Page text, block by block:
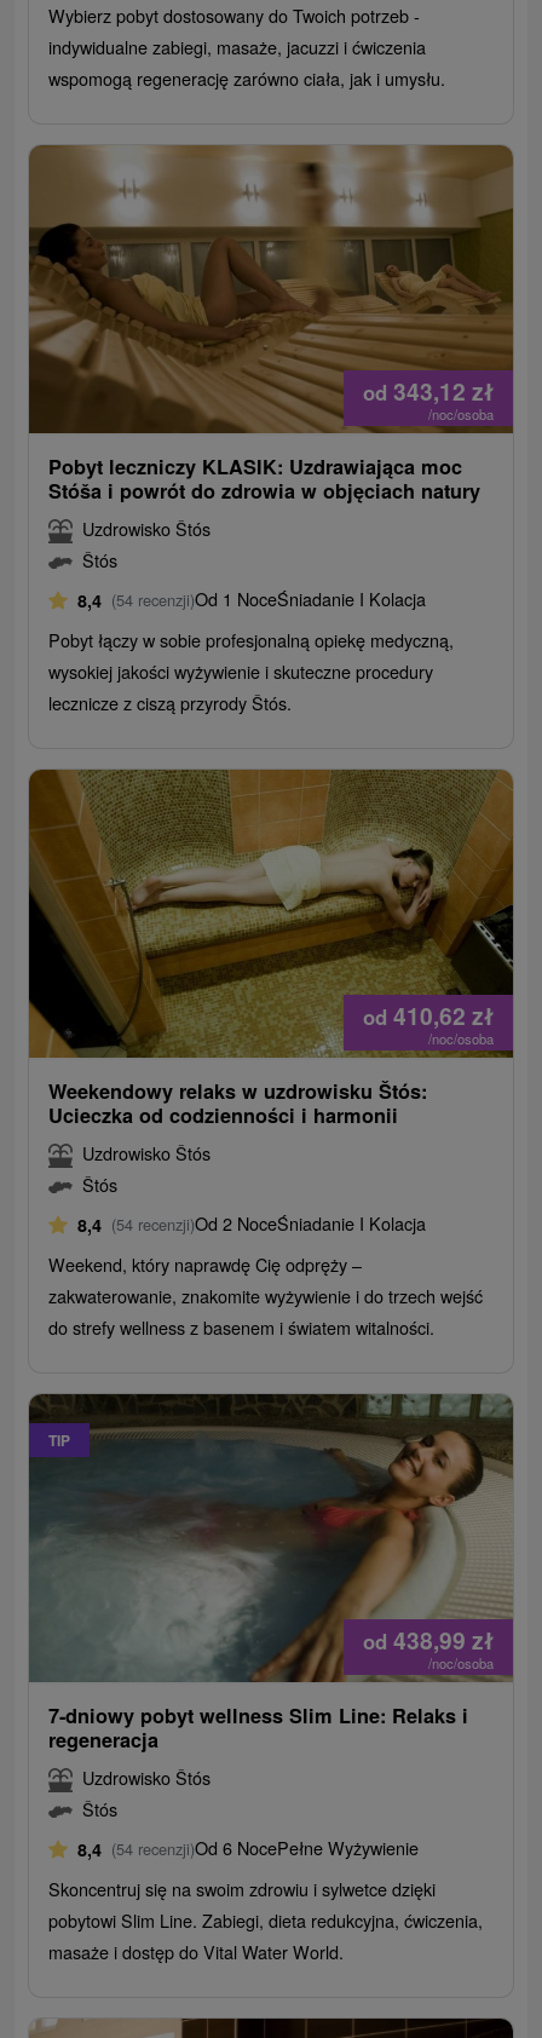
Wybierz pobyt dostosowany do Twoich potrzeb -
indywidualne zabiegi, masaże, jacuzzi i ćwiczenia
wspomogą regenerację zarówno ciała, jak i umysłu.
od 343,12 zł
/noc/osoba
Pobyt leczniczy KLASIK: Uzdrawiająca moc
Stóša i powrót do zdrowia w objęciach natury
Uzdrowisko Štós
Štós
8,4 (54 recenzji)Od 1 NoceŚniadanie I Kolacja
Pobyt łączy w sobie profesjonalną opiekę medyczną,
wysokiej jakości wyżywienie i skuteczne procedury
lecznicze z ciszą przyrody Štós.
od 410,62 zł
/noc/osoba
Weekendowy relaks w uzdrowisku Štós:
Ucieczka od codzienności i harmonii
Uzdrowisko Štós
Štós
8,4 (54 recenzji)Od 2 NoceŚniadanie I Kolacja
Weekend, który naprawdę Cię odpręży –
zakwaterowanie, znakomite wyżywienie i do trzech wejść
do strefy wellness z basenem i światem witalności.
TIP
od 438,99 zł
/noc/osoba
7-dniowy pobyt wellness Slim Line: Relaks i
regeneracja
Uzdrowisko Štós
Štós
8,4 (54 recenzji)Od 6 NocePełne Wyżywienie
Skoncentruj się na swoim zdrowiu i sylwetce dzięki
pobytowi Slim Line. Zabiegi, dieta redukcyjna, ćwiczenia,
masaże i dostęp do Vital Water World.